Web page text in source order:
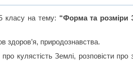
класу на тему: “Форма та розміри
здоров’я, природознавства.
кулястість Землі, розповісти